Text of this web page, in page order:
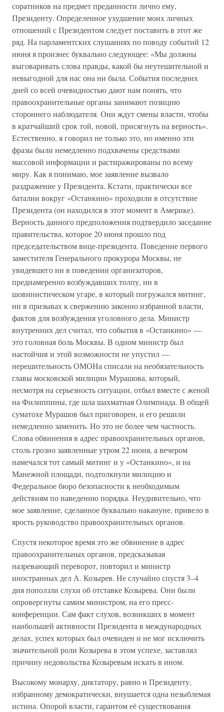
соратников на предмет преданности лично ему,
Президенту. Определенное ухудшение моих личных
отношений с Президентом следует поставить в этот же
ряд. На парламентских слушаниях по поводу событий 12
июня я произнес буквально следующее: «Мы должны
выговаривать слова правды, какой бы неутешительной и
невыгодной для нас она ни была. События последних
дней со всей очевидностью дают нам понять, что
правоохранительные органы занимают позицию
стороннего наблюдателя. Они ждут смены власти, чтобы
в кратчайший срок той, новой, присягнуть на верность».
Естественно, я говорил не только это, но именно эти
фразы были немедленно подхвачены средствами
массовой информации и растиражированы по всему
миру. Как я понимаю, мое заявление вызвало
раздражение у Президента. Кстати, практически все
баталии вокруг «Останкино» проходили в отсутствие
Президента (он находился в этот момент в Америке).
Верность данного предположения подтвердило заседание
правительства, которое 20 июня прошло под
председательством вице-президента. Поведение первого
заместителя Генерального прокурора Москвы, не
увидевшего ни в поведении организаторов,
преднамеренно возбуждавших толпу, ни в
шовинистическом угаре, в который погружался митинг,
ни в призывах к свержению законно избранной власти,
фактов для возбуждения уголовного дела. Министр
внутренних дел считал, что события в «Останкино» —
это головная боль Москвы. В одном министр был
настойчив и этой возможности не упустил —
нерешительность ОМОНа списали на необязательность
главы московской милиции Мурашова, который,
несмотря на серьезность ситуации, отбыл вместе с женой
на Филиппины, где шла шахматная Олимпиада. В общей
суматохе Мурашов был приговорен, и его решили
немедленно заменить. Но это не более чем частность.
Слова обвинения в адрес правоохранительных органов,
столь грозно заявленные утром 22 июня, а вечером
намечался тот самый митинг и у «Останкино», и на
Манежной площади, подтолкнули милицию и
Федеральное бюро безопасности к необходимым
действиям по наведению порядка. Неудивительно, что
мое заявление, сделанное буквально накануне, привело в
ярость руководство правоохранительных органов.
Спустя некоторое время это же обвинение в адрес
правоохранительных органов, предсказывая
назревающий переворот, повторил и министр
иностранных дел А. Козырев. Не случайно спустя 3–4
дня поползли слухи об отставке Козырева. Они были
опровергнуты самим министром, на его пресс-
конференции. Сам факт слухов, возникших в момент
наибольшей активности Президента в международных
делах, успех которых был очевиден и не мог исключить
значительной роли Козырева в этом успехе, заставлял
причину недовольства Козыревым искать в ином.
Высокому монарху, диктатору, равно и Президенту,
избранному демократически, внушается одна незыблемая
истина. Опорой власти, гарантом её существования